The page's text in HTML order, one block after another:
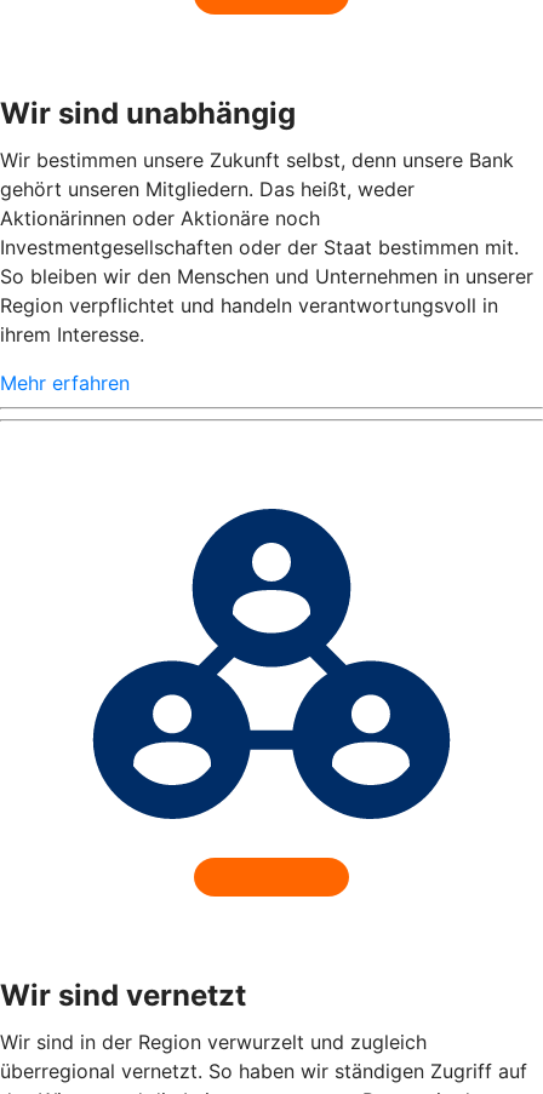
Wir sind unabhängig
Wir bestimmen unsere Zukunft selbst, denn unsere Bank
gehört unseren Mitgliedern. Das heißt, weder
Aktionärinnen oder Aktionäre noch
Investmentgesellschaften oder der Staat bestimmen mit.
So bleiben wir den Menschen und Unternehmen in unserer
Region verpflichtet und handeln verantwortungsvoll in
ihrem Interesse.
Mehr erfahren
Wir sind vernetzt
Wir sind in der Region verwurzelt und zugleich
überregional vernetzt. So haben wir ständigen Zugriff auf